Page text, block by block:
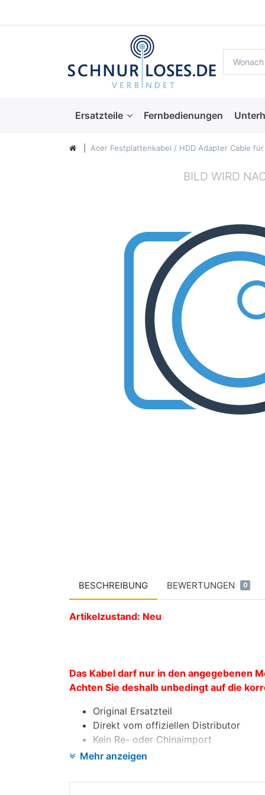
Ersatzteile Fernbedienungen
Acer Festplattenkabel / HDD Adapter Cable
BESCHREIBUNG BEWERTUNGEN 0
Artikelzustand: Neu
Das Kabel darf nur in den angegebenen
Achten Sie deshalb unbedingt auf die
Original Ersatzteil
Direkt vom offiziellen Distributor
Kein Re- oder Chinaimport
Mehr anzeigen